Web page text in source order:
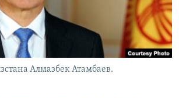
Алмазбек Атамбаев.